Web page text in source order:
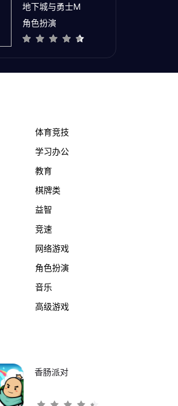
地下城与勇士M
角色扮演
体育竞技
学习办公
教育
棋牌类
益智
竞速
网络游戏
角色扮演
音乐
高级游戏
香肠派对